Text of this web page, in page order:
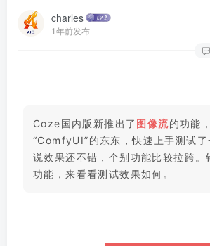
charles
1年前发布
Coze国内版新推出了 图像流的功能
“ComfyUI”的东东，快速上手测试了
说效果还不错，个别功能比较拉跨。
功能，来看看测试效果如何。